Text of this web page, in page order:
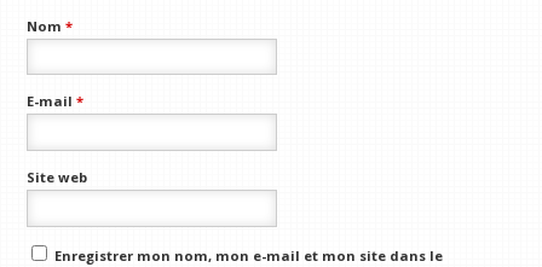
Nom*
E-mail*
Site web
Enregistrer mon nom, mon e-mail et mon site dans le